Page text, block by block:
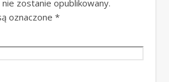
zostanie opublikowany.
oznaczone *